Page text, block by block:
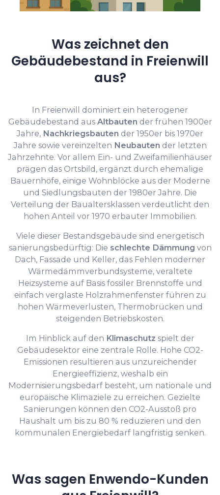
Was zeichnet den
Gebäudebestand in Freienwill
aus?
In Freienwill dominiert ein heterogener
Gebäudebestand aus Altbauten der frühen 1900er
Jahre, Nachkriegsbauten der 1950er bis 1970er
Jahre sowie vereinzelten Neubauten der letzten
Jahrzehnte. Vor allem Ein- und Zweifamilienhäuser
prägen das Ortsbild, ergänzt durch ehemalige
Bauernhöfe, einige Wohnblöcke aus der Moderne
und Siedlungsbauten der 1980er Jahre. Die
Verteilung der Baualtersklassen verdeutlicht den
hohen Anteil vor 1970 erbauter Immobilien.
Viele dieser Bestandsgebäude sind energetisch
sanierungsbedürftig: Die schlechte Dämmung von
Dach, Fassade und Keller, das Fehlen moderner
Wärmedämmverbundsysteme, veraltete
Heizsysteme auf Basis fossiler Brennstoffe und
einfach verglaste Holzrahmenfenster führen zu
hohen Wärmeverlusten, Thermobrücken und
steigenden Betriebskosten.
Im Hinblick auf den Klimaschutz spielt der
Gebäudesektor eine zentrale Rolle. Hohe CO2-
Emissionen resultieren aus unzureichender
Energieeffizienz, weshalb ein
Modernisierungsbedarf besteht, um nationale und
europäische Klimaziele zu erreichen. Gezielte
Sanierungen können den CO2-Ausstoß pro
Haushalt um bis zu 80 % reduzieren und den
kommunalen Energiebedarf langfristig senken.
Was sagen Enwendo-Kunden